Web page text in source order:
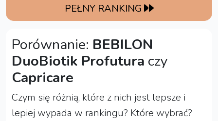
PEŁNY RANKING
Porównanie: BEBILON
DuoBiotik Profutura czy
Capricare
Czym się różnią, które z nich jest lepsze i
lepiej wypada w rankingu? Które wybrać?